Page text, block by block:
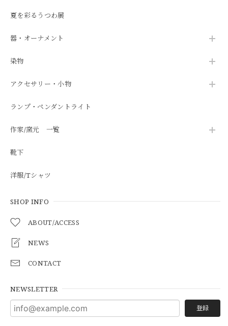
夏を彩るうつわ展
器・オーナメント
染物
アクセサリー・小物
ランプ・ペンダントライト
作家/窯元 一覧
靴下
洋服/Tシャツ
SHOP INFO
ABOUT/ACCESS
NEWS
CONTACT
NEWSLETTER
登録